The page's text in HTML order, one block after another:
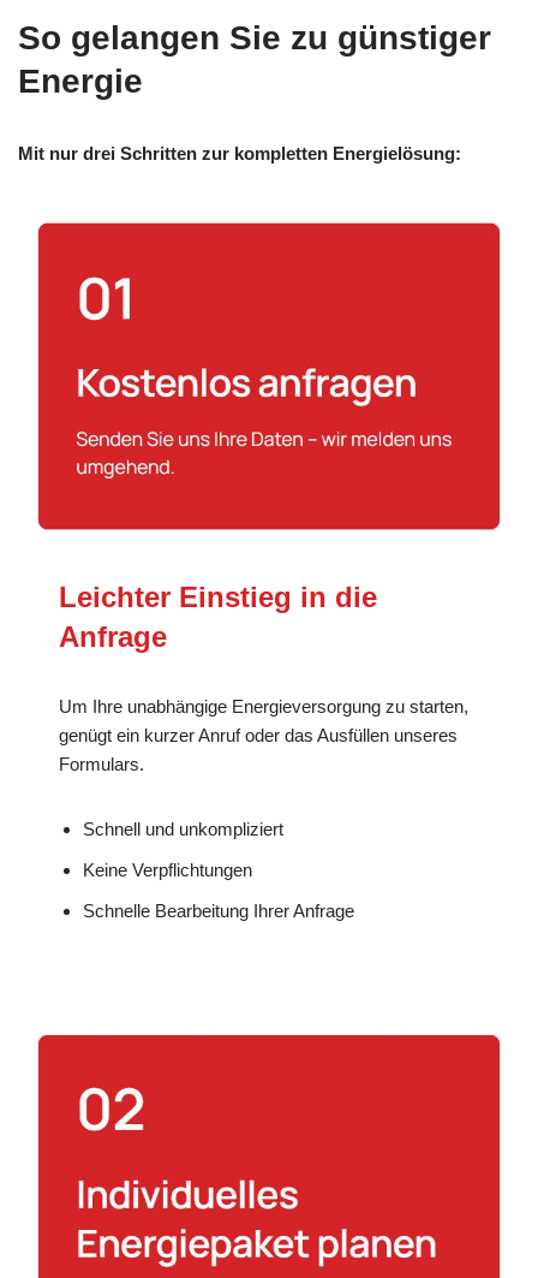
So gelangen Sie zu günstiger
Energie
Mit nur drei Schritten zur kompletten Energielösung:
Leichter Einstieg in die
Anfrage
Um Ihre unabhängige Energieversorgung zu starten,
genügt ein kurzer Anruf oder das Ausfüllen unseres
Formulars.
Schnell und unkompliziert
Keine Verpflichtungen
Schnelle Bearbeitung Ihrer Anfrage